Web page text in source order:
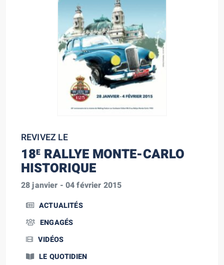
REVIVEZ LE
18E RALLYE MONTE-CARLO
HISTORIQUE
28 janvier - 04 février 2015
ACTUALITÉS
ENGAGÉS
VIDÉOS
LE QUOTIDIEN